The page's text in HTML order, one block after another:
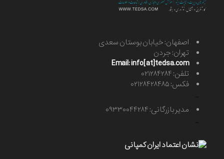
اصفهان: خیابان بوستان سعدی
تهران: جردن
Email: info[at]tedsa.com
تلفن: ۰۲۱۲۸۴۲۸۴
فکس: ۰۲۱۲۸۴۲۸۴۸۵
مدیر بازرگانی: ۰۹۳۳۰۰۴۴۲۸۴